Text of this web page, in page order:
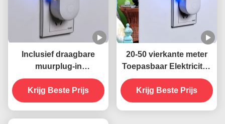
Inclusief draagbare
muurplug-in
stopcontact elektrische
395 NM UV
muggenverdelgende
Krijg Beste Prijs
20-50 vierkante meter
Toepasbaar Elektriciteit
Muur aansluiting Socket
UV muggenverdelger
Lamp Vaste staat Zeer
Krijg Beste Prijs